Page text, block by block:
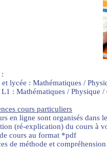
:
lycée : Mathématiques /
: Mathématiques / Physique
cours particuliers
en ligne sont organisés dans
(ré-explication) du cours à
cours au format *pdf
de méthode et